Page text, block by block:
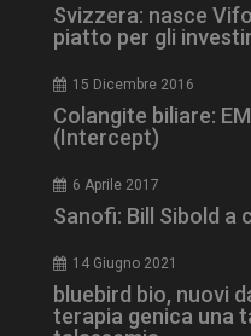
Svizzera: nasce
piatto per gli
15 Dicembre 2016
Colangite biliare:
(Intercept)
6 Aprile 2017
Sanofi: Bill Sibold a
14 Giugno 2021
bluebird bio, nuovi
terapia genica una
ARRAffinity